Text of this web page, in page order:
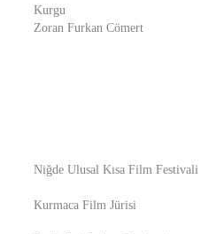
Kurgu
Zoran Furkan Cömert
Niğde Ulusal Kısa Film Festivali
Kurmaca Film Jürisi